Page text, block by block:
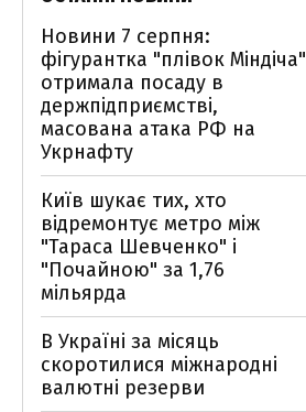
Новини 7 серпня:
фігурантка "плівок Міндіча"
отримала посаду в
держпідприємстві,
масована атака РФ на
Укрнафту
Київ шукає тих, хто
відремонтує метро між
"Тараса Шевченко" і
"Почайною" за 1,76
мільярда
В Україні за місяць
скоротилися міжнародні
валютні резерви